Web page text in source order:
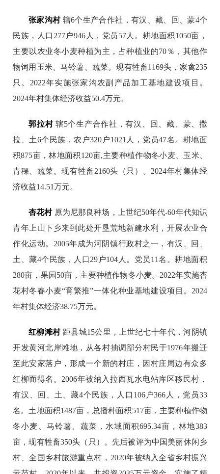
张家沟村 辖6个生产合作社，有汉、藏、回、蒙4个
民族，人口277户946人，党员57人。耕地面积1050亩，
主要以农业冬小麦种植为主，占种植业的70％，其他作
物饲用玉米、马铃薯、蔬菜。现有牲畜1169头，家禽235
只。2022年实施张家沟农副产品加工基地建设项目。
2024年村集体经济收益50.4万元。
郭拉村 辖5个生产合作社，有汉、回、藏、蒙、撒
拉、土6个民族，农户320户1021人，党员47名。耕地面
积875亩，林地面积120亩,主要种植作物冬小麦、玉米、
青稞、蔬菜。现有牲畜2160头（只）。2024年村集体经
济收益14.51万元。
杏花村 原为尼那良种场，上世纪50年代-60年代知识
青年上山下乡来到此处开垦荒地新建水利，开展农业合
作化运动。2005年成为河阴镇行政村之一，有汉、回、
土、藏4个民族，人口29户104人。党员11名。耕地面积
280亩，果园50亩，主要种植作物冬小麦。2022年实施杏
花村冬春小麦“育繁推”一体化种业基地建设项目。2024
年村集体经济38.75万元。
红柳滩村 距县城15公里，上世纪七十年代，河阴镇
开发黄河北岸滩地，从各村抽调部分村民于1976年搬迁
至此安家落户，形成一个新的村庄，因村庄周边有众多
红柳而得名。2006年被纳入拉西瓦水电站库区移民村，
有汉、回、土、藏4个民族，人口106户366人，党员33
名。土地面积1487亩，总播种面积517亩，主要种植作物
冬小麦、马铃薯、蔬菜，水域面积695.34亩，林地383
亩，现有牲畜350头（只）。先后被评为中国美丽休闲乡
村、全国乡村旅游重点村，2020年被纳入全省乡村振兴